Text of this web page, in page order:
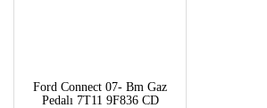
Ford Connect 07- Bm Gaz
Pedalı 7T11 9F836 CD